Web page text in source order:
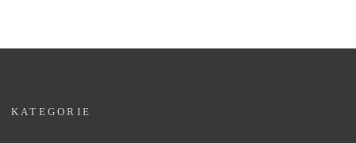
KATEGORIE